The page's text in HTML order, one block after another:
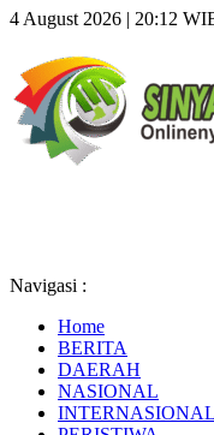
4 August 2026 | 20:12
Navigasi :
Home
BERITA
DAERAH
NASIONAL
INTERNASIONAL